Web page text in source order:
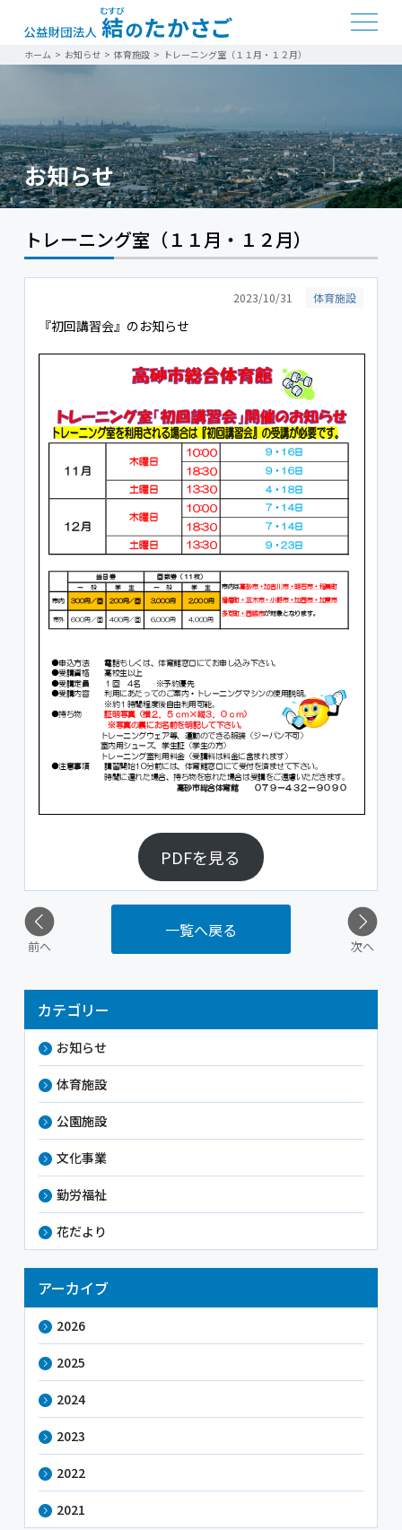
ホーム > お知らせ> 体育施設> トレーニング室（１１月・１２月）
お知らせ
トレーニング室（１１月・１２月）
2023/10/31 体育施設
『初回講習会』のお知らせ
PDFを見る
前へ
一覧へ戻る
次へ
カテゴリー
お知らせ
体育施設
公園施設
文化事業
勤労福祉
花だより
アーカイブ
2026
2025
2024
2023
2022
2021